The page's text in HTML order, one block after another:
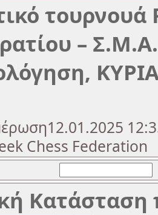
τουρνουά
–
Chess Federation
Κατάσταση